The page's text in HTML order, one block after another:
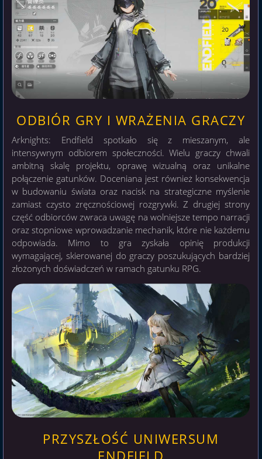
ODBIÓR GRY I WRAŻENIA GRACZY
Arknights: Endfield spotkało się z mieszanym, ale
intensywnym odbiorem społeczności. Wielu graczy chwali
ambitną skalę projektu, oprawę wizualną oraz unikalne
połączenie gatunków. Doceniana jest również konsekwencja
w budowaniu świata oraz nacisk na strategiczne myślenie
zamiast czysto zręcznościowej rozgrywki. Z drugiej strony
część odbiorców zwraca uwagę na wolniejsze tempo narracji
oraz stopniowe wprowadzanie mechanik, które nie każdemu
odpowiada. Mimo to gra zyskała opinię produkcji
wymagającej, skierowanej do graczy poszukujących bardziej
złożonych doświadczeń w ramach gatunku RPG.
PRZYSZŁOŚĆ UNIWERSUM